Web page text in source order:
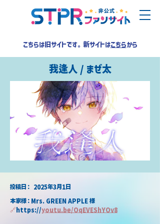
こちらは旧サイトです。新サイトはこちらから
我逢人 / まぜ太
2025年3月1日
​投稿日：
本家様： Mrs. GREEN APPLE 様
🔗https://youtu.be/OqEVEShYOv8